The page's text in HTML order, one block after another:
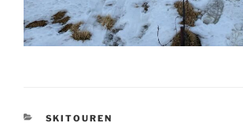
KATEGORIEN
SKITOUREN